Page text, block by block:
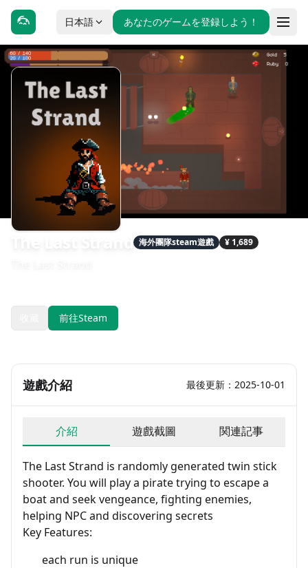
日本語 あなたのゲームを登録しよう！
海外團隊steam遊戲 ¥ 1,689
前往Steam
遊戲介紹 最後更新：2025-10-01
介紹 遊戲截圖 関連記事
The Last Strand is randomly generated twin stick
shooter. You will play a pirate trying to escape a
boat and seek vengeance, fighting enemies,
helping NPC and discovering secrets
Key Features:
each run is unique